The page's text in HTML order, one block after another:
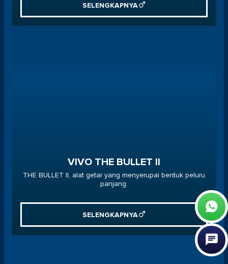
SELENGKAPNYA
VIVO THE BULLET II
THE BULLET II, alat getar yang menyerupai bentuk peluru
panjang.
SELENGKAPNYA